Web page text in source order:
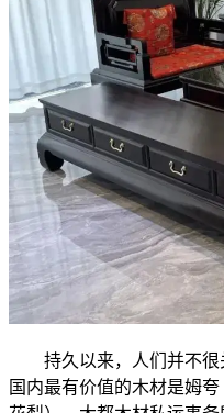
持久以来，人们并不很
国内最有价值的木材是姆